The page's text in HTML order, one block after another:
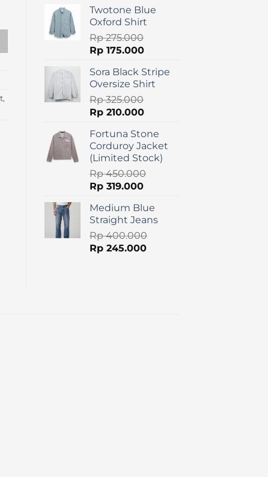
quantity
,
was:
Rp 250.000.
is:
Rp 120.000.
Twotone Blue
Oxford Shirt
Rp275.000
Original
was:
Rp 275.000.
Rp 175.000Current
is:
Rp 175.000.
Sora Black Stripe
Oversize Shirt
Rp325.000
Original
was:
Rp 325.000.
Rp 210.000Current
is:
Rp 210.000.
Fortuna Stone
Corduroy Jacket
(Limited Stock)
Rp450.000
Original
was:
Rp 450.000.
Rp 319.000Current
is:
Rp 319.000.
Medium Blue
Straight Jeans
Rp400.000
Original
Rp 245.000Current